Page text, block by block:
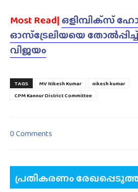
Most Read| ഒളിമ്പിക്‌സ്
ഓസ്ട്രേലിയയെ തോൽപ്പിച്ച്
വിജയം
TAGS MV Nikesh Kumar
nikesh kumar
CPM Kannur District Committee
0 Comments
പ്രതികരണം